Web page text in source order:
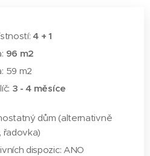
4+ 1
96 m2
59 m2
3 - 4 měsíce
dům (alternativně
řadovka)
dispozic: ANO